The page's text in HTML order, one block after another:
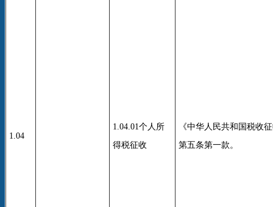
1.04
1.04.01个人所
得税征收
《中华人民共和国税收
第五条第一款。